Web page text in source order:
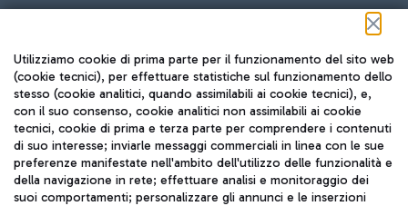
Fast Food
all'aeroporto.
Treno
Raggiungi velocemente l'aeroporto di Fiumicino da Roma
tramite i servizi ferroviari Trenitalia.
Seguici sui social
TRAVEL JOURNAL
ITA
Utilizziamo cookie di prima parte per il funzionamento del sito web
(cookie tecnici), per effettuare statistiche sul funzionamento dello
stesso (cookie analitici, quando assimilabili ai cookie tecnici), e,
con il suo consenso, cookie analitici non assimilabili ai cookie
tecnici, cookie di prima e terza parte per comprendere i contenuti
di suo interesse; inviarle messaggi commerciali in linea con le sue
preferenze manifestate nell'ambito dell'utilizzo delle funzionalità e
della navigazione in rete; effettuare analisi e monitoraggio dei
suoi comportamenti; personalizzare gli annunci e le inserzioni